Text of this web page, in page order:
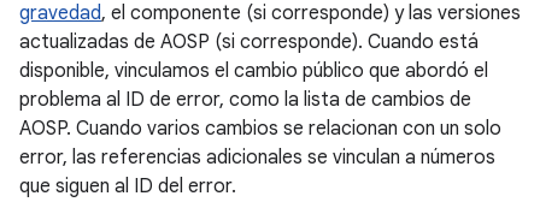
gravedad, el componente (si corresponde) y las versiones
actualizadas de AOSP (si corresponde). Cuando está
disponible, vinculamos el cambio público que abordó el
problema al ID de error, como la lista de cambios de
AOSP. Cuando varios cambios se relacionan con un solo
error, las referencias adicionales se vinculan a números
que siguen al ID del error.